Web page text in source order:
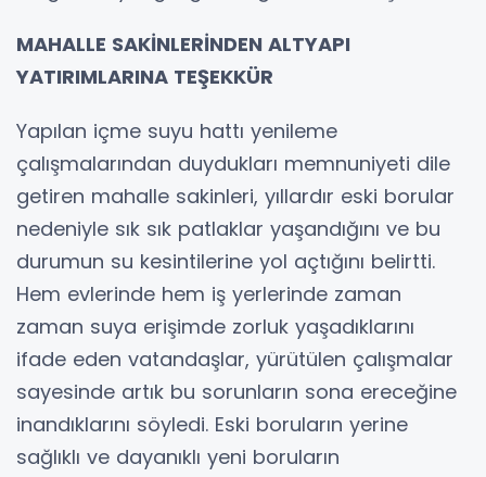
MAHALLE SAKİNLERİNDEN ALTYAPI
YATIRIMLARINA TEŞEKKÜR
Yapılan içme suyu hattı yenileme
çalışmalarından duydukları memnuniyeti dile
getiren mahalle sakinleri, yıllardır eski borular
nedeniyle sık sık patlaklar yaşandığını ve bu
durumun su kesintilerine yol açtığını belirtti.
Hem evlerinde hem iş yerlerinde zaman
zaman suya erişimde zorluk yaşadıklarını
ifade eden vatandaşlar, yürütülen çalışmalar
sayesinde artık bu sorunların sona ereceğine
inandıklarını söyledi. Eski boruların yerine
sağlıklı ve dayanıklı yeni boruların